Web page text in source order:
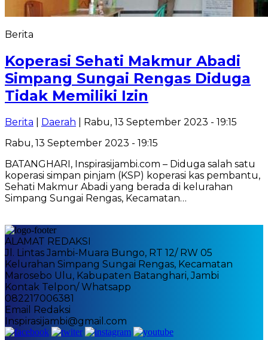
Berita
Koperasi Sehati Makmur Abadi
Simpang Sungai Rengas Diduga
Tidak Memiliki Izin
Berita Daerah | Rabu, 13 September 2023 - 19:15
Rabu, 13 September 2023 - 19:15
BATANGHARI, Inspirasijambi.com – Diduga salah satu
koperasi simpan pinjam (KSP) koperasi kas pembantu,
Sehati Makmur Abadi yang berada di kelurahan
Simpang Sungai Rengas, Kecamatan…
ALAMAT REDAKSI
Jl. Lintas Jambi-Muara Bungo, RT 12/ RW 05
Kelurahan Simpang Sungai Rengas, Kecamatan
Marosebo Ulu, Kabupaten Batanghari, Jambi
Kontak Telpon/ Whatsapp
082217006381
Email Redaksi
Inspirasijambi@gmail.com